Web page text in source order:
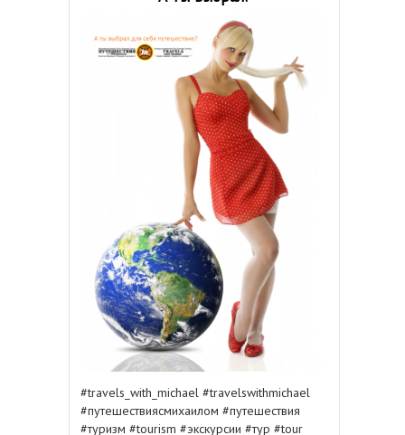
#travels_with_michael #travelswithmichael
#путешествиясмихаилом #путешествия
#туризм #tourism #экскурсии #тур #tour